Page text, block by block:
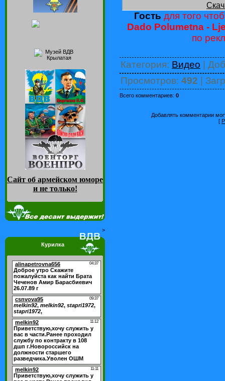
Сайт об армейском юморе
и не только!
>
Курилка
Гость для того
Dado Polumetna -
по
Категория: Видео |
Просмотров: 492 |
Всего комментариев: 0
Добавлять комментарии
[